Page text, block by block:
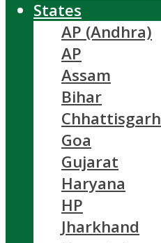
States
AP (Andhra)
AP
Assam
Bihar
Chhattisgarh
Goa
Gujarat
Haryana
HP
Jharkhand